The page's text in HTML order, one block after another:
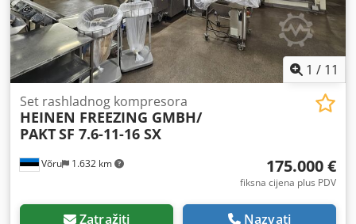
1 / 11
Võru 1.632 km
Set rashladnog kompresora
HEINEN FREEZING GMBH/
PAKTSF 7.6-11-16 SX
175.000 €
fiksna cijena plus PDV
Zatražiti Nazvati